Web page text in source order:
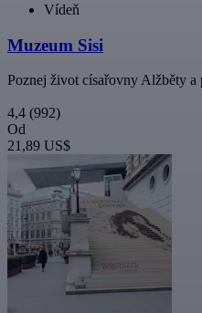
Vídeň
Muzeum Sisi
Poznej život císařovny Alžběty
4,4 (992)
Od
21,89 US$